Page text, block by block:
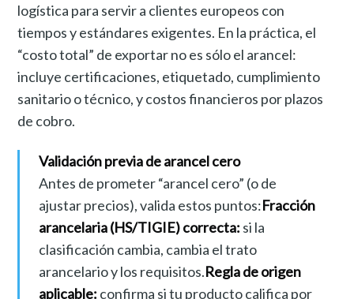
logística para servir a clientes europeos con
tiempos y estándares exigentes. En la práctica, el
“costo total” de exportar no es sólo el arancel:
incluye certificaciones, etiquetado, cumplimiento
sanitario o técnico, y costos financieros por plazos
de cobro.
Validación previa de arancel cero
Antes de prometer “arancel cero” (o de
ajustar precios), valida estos puntos:Fracción
arancelaria (HS/TIGIE) correcta: si la
clasificación cambia, cambia el trato
arancelario y los requisitos.Regla de origen
aplicable: confirma si tu producto califica por